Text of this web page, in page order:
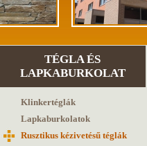
TÉGLA ÉS
LAPKABURKOLAT
Klinkertéglák
Lapkaburkolatok
Rusztikus kézivetésű téglák